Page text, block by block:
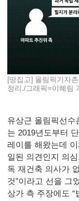
[땅집고] 올림픽기자
정리./그래픽=이혜림
유상근 올림픽선수
는 2019년도부터
레이를 해왔는데
일된 의견인지 의
독 재건축 의사가
것”이라고 선을 그
상가 측 주장에도